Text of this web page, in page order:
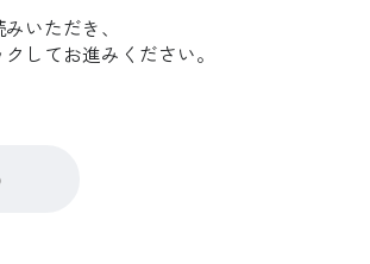
いただき、
してお進みください。